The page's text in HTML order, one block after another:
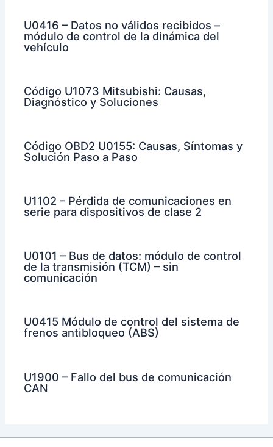
U0416 – Datos no válidos recibidos –
módulo de control de la dinámica del
vehículo
Código U1073 Mitsubishi: Causas,
Diagnóstico y Soluciones
Código OBD2 U0155: Causas, Síntomas y
Solución Paso a Paso
U1102 – Pérdida de comunicaciones en
serie para dispositivos de clase 2
U0101 – Bus de datos: módulo de control
de la transmisión (TCM) – sin
comunicación
U0415 Módulo de control del sistema de
frenos antibloqueo (ABS)
U1900 – Fallo del bus de comunicación
CAN